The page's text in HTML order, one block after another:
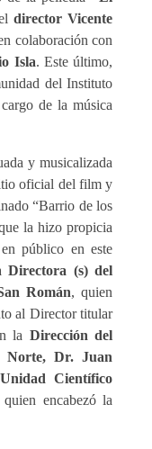
director Vicente
colaboración con
Isla. Este último,
del Instituto
de la música
y musicalizada
oficial del film y
“Barrio de los
la hizo propicia
público en este
Directora (s) del
Román, quien
al Director titular
la Dirección del
Norte, Dr. Juan
Científico
encabezó la